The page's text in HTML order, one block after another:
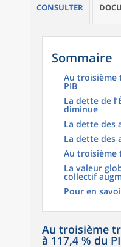
CONSULTER
Sommaire
Au troisième
PIB
La dette de
diminue
La dette des
La dette des
Au troisième
La valeur
collectif
Pour en
Au troisième
à 117,4 % du